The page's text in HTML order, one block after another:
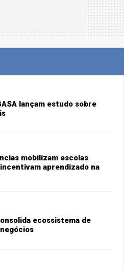
lançam estudo sobre
mobilizam escolas
aprendizado na
ecossistema de